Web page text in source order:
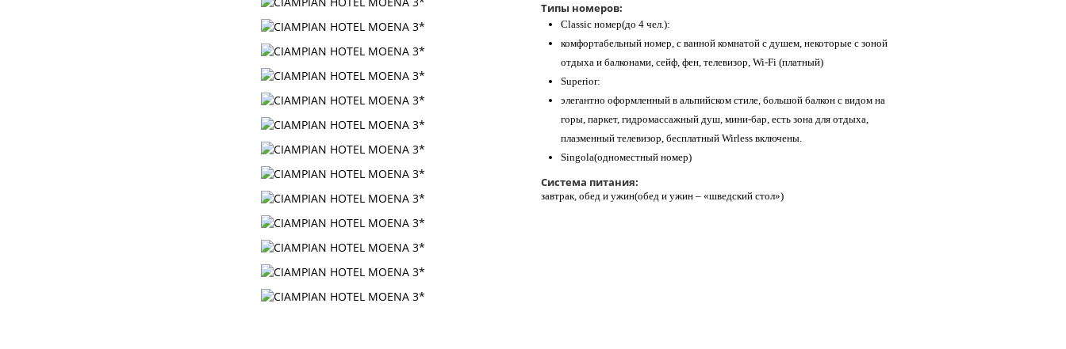
Типы номеров:
Classic номер(до 4 чел.):
комфортабельный номер, с ванной комнатой с душем, некоторые с зоной
отдыха и балконами, сейф, фен, телевизор, Wi-Fi (платный)
Superior:
элегантно оформленный в альпийском стиле, большой балкон с видом на
горы, паркет, гидромассажный душ, мини-бар, есть зона для отдыха,
плазменный телевизор, бесплатный Wirless включены.
Singola(одноместный номер)
Система питания:
завтрак, обед и ужин(обед и ужин – «шведский стол»)